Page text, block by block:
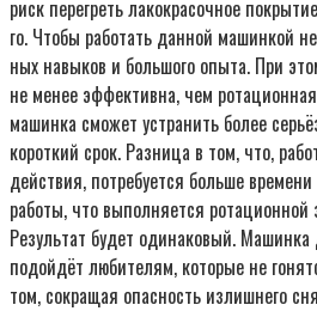
риск пере­греть лако­кра­соч­ное
го. Что­бы рабо­тать дан­ной машин­кой
ных навы­ков и боль­шо­го опы­та. При
не менее эффек­тив­на, чем
машин­ка смо­жет устра­нить более
корот­кий срок. Раз­ни­ца в том, что,
дей­ствия, потре­бу­ет­ся боль­ше
рабо­ты, что выпол­ня­ет­ся рота­ци­он­ной
Резуль­тат будет оди­на­ко­вый.
подой­дёт люби­те­лям, кото­рые не
том, сокра­щая опас­ность излиш­не­го